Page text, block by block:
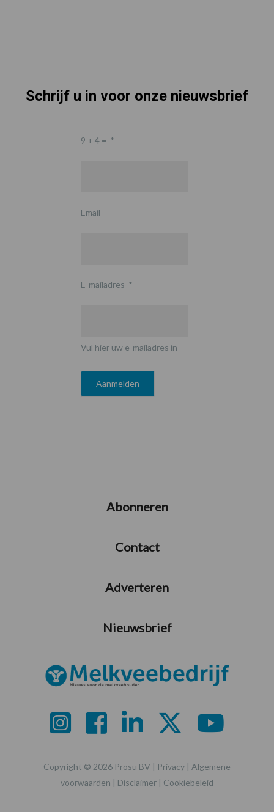
Schrijf u in voor onze nieuwsbrief
9 + 4 = *
Email
E-mailadres *
Vul hier uw e-mailadres in
Abonneren
Contact
Adverteren
Nieuwsbrief
Copyright © 2026 Prosu BV | Privacy | Algemene
voorwaarden | Disclaimer | Cookiebeleid